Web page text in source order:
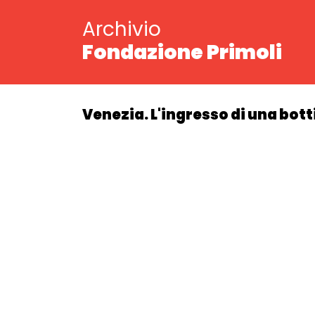
Archivio
Fondazione Primoli
Venezia. L'ingresso di una